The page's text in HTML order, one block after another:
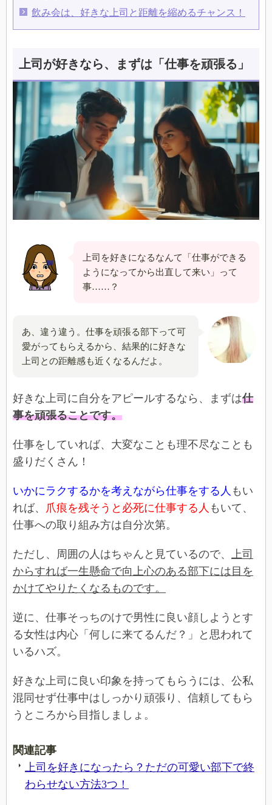
飲み会は、好きな上司と距離を縮めるチャンス！
上司が好きなら、まずは「仕事を頑張る」
上司を好きになるなんて「仕事ができる
ようになってから出直して来い」って
事……？
あ、違う違う。仕事を頑張る部下って可
愛がってもらえるから、結果的に好きな
上司との距離感も近くなるんだよ。
好きな上司に自分をアピールするなら、まずは仕
事を頑張ることです。
仕事をしていれば、大変なことも理不尽なことも
盛りだくさん！
いかにラクするかを考えながら仕事をする人 もい
れば、 爪痕を残そうと必死に仕事する人 もいて、
仕事への取り組み方は自分次第。
ただし、周囲の人はちゃんと見ているので、
上司
からすれば一生懸命で向上心のある部下には目を
かけてやりたくなるものです。
逆に、仕事そっちのけで男性に良い顔しようとす
る女性は内心「何しに来てるんだ？」と思われて
いるハズ。
好きな上司に良い印象を持ってもらうには、公私
混同せず仕事中はしっかり頑張り、信頼してもら
うところから目指しましょ。
関連記事
上司を好きになったら？ただの可愛い部下で終
わらせない方法3つ！